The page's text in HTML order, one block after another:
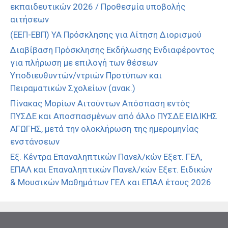
εκπαιδευτικών 2026 / Προθεσμία υποβολής
αιτήσεων
(ΕΕΠ-ΕΒΠ) ΥΑ Πρόσκλησης για Αίτηση Διορισμού
Διαβίβαση Πρόσκλησης Εκδήλωσης Ενδιαφέροντος
για πλήρωση με επιλογή των θέσεων
Υποδιευθυντών/ντριών Προτύπων και
Πειραματικών Σχολείων (ανακ.)
Πίνακας Μορίων Αιτούντων Απόσπαση εντός
ΠΥΣΔΕ και Αποσπασμένων από άλλο ΠΥΣΔΕ ΕΙΔΙΚΗΣ
ΑΓΩΓΗΣ, μετά την ολοκλήρωση της ημερομηνίας
ενστάνσεων
Εξ. Κέντρα Επαναληπτικών Πανελ/κών Εξετ. ΓΕΛ,
ΕΠΑΛ και Επαναληπτικών Πανελ/κών Εξετ. Ειδικών
& Μουσικών Μαθημάτων ΓΕΛ και ΕΠΑΛ έτους 2026